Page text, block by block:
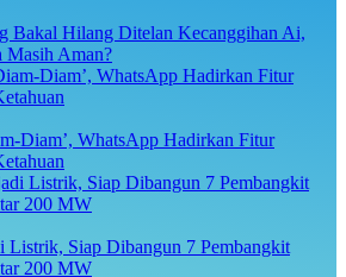
Bakal Hilang Ditelan Kecanggihan Ai,
Masih Aman?
Diam’, WhatsApp Hadirkan Fitur
Listrik, Siap Dibangun 7 Pembangkit
200 MW